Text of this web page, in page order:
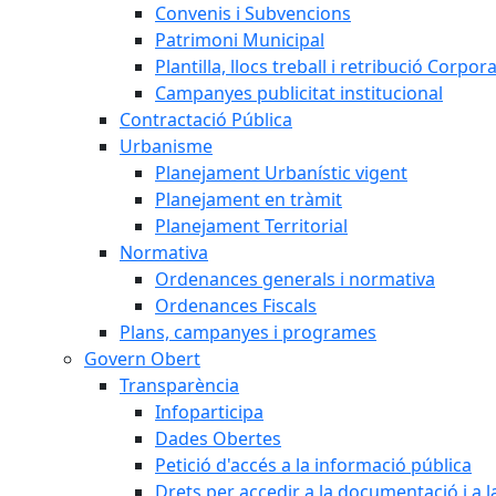
Convenis i Subvencions
Patrimoni Municipal
Plantilla, llocs treball i retribució
Campanyes publicitat institucional
Contractació Pública
Urbanisme
Planejament Urbanístic vigent
Planejament en tràmit
Planejament Territorial
Normativa
Ordenances generals i normativa
Ordenances Fiscals
Plans, campanyes i programes
Govern Obert
Transparència
Infoparticipa
Dades Obertes
Petició d'accés a la informació pública